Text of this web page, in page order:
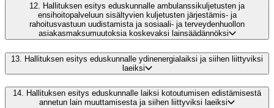
12.
Hallituksen esitys eduskunnalle ambulanssikuljetusten ja
ensihoitopalveluun sisältyvien kuljetusten järjestämis- ja
rahoitusvastuun uudistamista ja sosiaali- ja terveydenhuollon
asiakasmaksumuutoksia koskevaksi lainsäädännöksi
13. Hallituksen esitys eduskunnalle ydinenergialaiksi ja siihen liittyviksi
laeiksi
14. Hallituksen esitys eduskunnalle laiksi kotoutumisen edistämisestä
annetun lain muuttamisesta ja siihen liittyviksi laeiksi